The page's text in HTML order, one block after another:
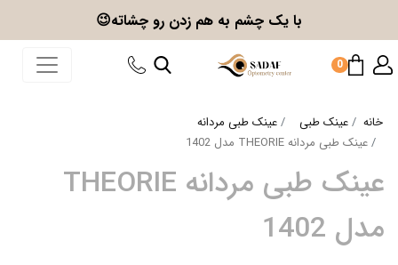
با یک چشم به هم زدن رو چشاته😉
0
خانه عینک طبی
عینک طبی مردانه
عینک طبی مردانه THEORIE مدل 1402
عینک طبی مردانه THEORIE
مدل 1402